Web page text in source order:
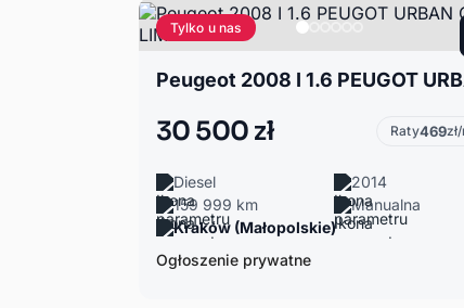
Tylko u nas
30 500 zł Raty469
Diesel
2014
159 999 km
Manualna
Kraków (Małopolskie)
Ogłoszenie prywatne